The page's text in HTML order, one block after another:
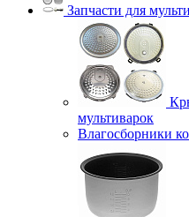
Запчасти для
мультиварок
Влагосборники